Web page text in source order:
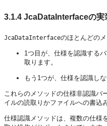
3.1.4 JcaDataInterfaceの実
JcaDataInterfaceのほとんどの
1つ目が、仕様を認識する
取ります。
もう1つが、仕様を認識し
これらのメソッドの仕様非認識バ
イルの読取りかファイルへの書込
仕様認識メソッドは、複数の仕様